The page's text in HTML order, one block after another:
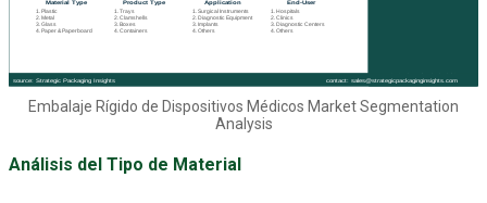
Embalaje Rígido de Dispositivos Médicos Market Segmentation
Analysis
Análisis del Tipo de Material